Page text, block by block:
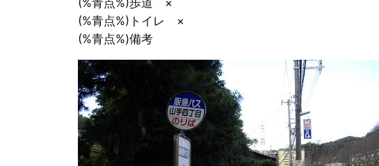
(%青点%)トイレ ×
(%青点%)備考